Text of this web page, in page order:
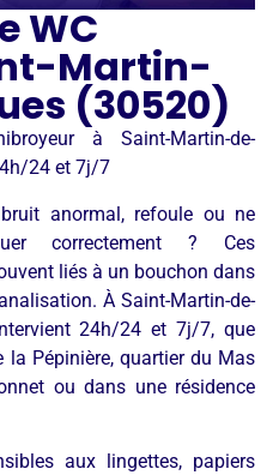
WC
Martin-
(30520)
à Saint-Martin-de-
24 et 7j/7
anormal, refoule ou ne
correctement ? Ces
liés à un bouchon dans
À Saint-Martin-de-
24h/24 et 7j/7, que
Pépinière, quartier du Mas
ou dans une résidence
aux lingettes, papiers